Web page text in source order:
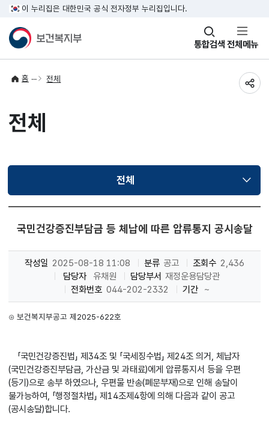
이 누리집은 대한민국 공식 전자정부 누리집입니다.
통합검색
창
열기 전체메뉴
홈 전체
전체
전체선택됨
국민건강증진부담금 등 체납에 따른 압류통지 공시송달
작성일 2025-08-18 11:08 분류 공고 조회수 2,436
담당자 유채원 담당부서 재정운용담당관
전화번호 044-202-2332 기간 ~
⊙ 보건복지부공고 제2025-622호
「국민건강증진법」 제34조 및 「국세징수법」 제24조 의거, 체납자
(국민건강증진부담금, 가산금 및과태료)에게 압류통지서 등을 우편
(등기)으로 송부 하였으나, 우편물 반송(폐문부재)으로 인해 송달이
불가능하여, 「행정절차법」 제14조제4항에 의해 다음과 같이 공고
(공시송달)합니다.